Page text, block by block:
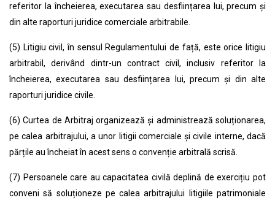
referitor la încheierea, executarea sau desființarea lui, precum și
din alte raporturi juridice comerciale arbitrabile.
(5) Litigiu civil, în sensul Regulamentului de față, este orice litigiu
arbitrabil, derivând dintr-un contract civil, inclusiv referitor la
încheierea, executarea sau desființarea lui, precum și din alte
raporturi juridice civile.
(6)Curtea de Arbitraj organizează și administrează soluționarea,
pe calea arbitrajului, a unor litigii comerciale și civile interne, dacă
părțile au încheiat în acest sens o convenție arbitrală scrisă.
(7) Persoanele care au capacitatea civilă deplină de exercițiu pot
conveni să soluționeze pe calea arbitrajului litigiile patrimoniale